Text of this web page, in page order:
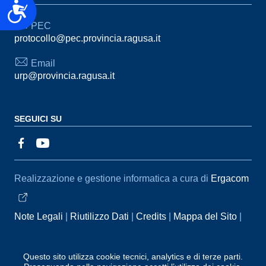
Accessibilità
Questo sito utilizza cookie tecnici, analytics e di terze parti.
PEC
protocollo@pec.provincia.ragusa.it
Email
urp@provincia.ragusa.it
SEGUICI SU
Sezione Link Utili
Realizzazione e gestione informatica a cura di Ergacom
Note Legali Riutilizzo Dati Credits
Mappa del Sito
Segnalazioni
Statistiche accessi Dichiarazione di